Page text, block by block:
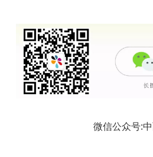
微信公众号: